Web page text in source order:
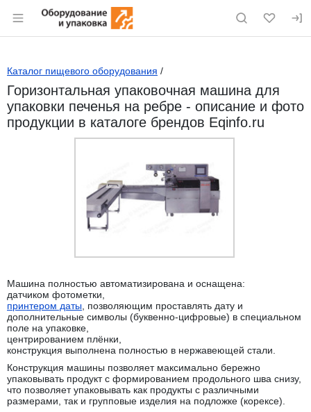
Раздел навигации по сайту eqinfo.ru
Каталог пищевого оборудования /
Горизонтальная упаковочная машина для
упаковки печенья на ребре - описание и фото
продукции в каталоге брендов Eqinfo.ru
Машина полностью автоматизирована и оснащена:
датчиком фотометки,
принтером даты , позволяющим проставлять дату и
дополнительные символы (буквенно-цифровые) в специальном
поле на упаковке,
центрированием плёнки,
конструкция выполнена полностью в нержавеющей стали.
Конструкция машины позволяет максимально бережно
упаковывать продукт с формированием продольного шва снизу,
что позволяет упаковывать как продукты с различными
размерами, так и групповые изделия на подложке (корексе).